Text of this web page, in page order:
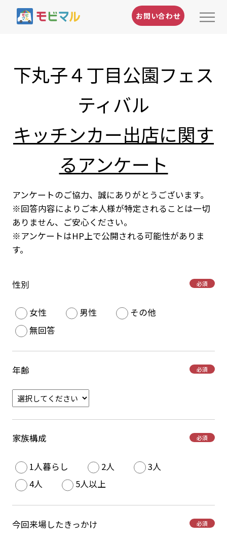
お問い合わせ
下丸子４丁目公園フェス
ティバル
キッチンカー出店に関す
るアンケート
アンケートのご協力、誠にありがとうございます。
※回答内容によりご本人様が特定されることは一切
ありません、ご安心ください。
※アンケートはHP上で公開される可能性がありま
す。
性別 必須
女性 男性
その他
無回答
年齢 必須
家族構成 必須
1人暮らし 2人
3人
4人
5人以上
今回来場したきっかけ 必須